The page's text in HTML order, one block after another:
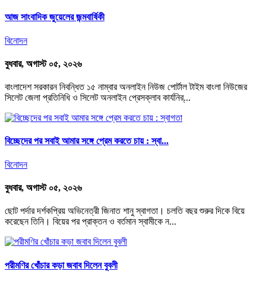
আজ সাংবাদিক জুয়েলের জন্মবার্ষিকী
বিনোদন
বুধবার, অগাস্ট ০৫, ২০২৬
বাংলাদেশ সরকারন নিবন্ধিত ১৫ নাম্বার অনলাইন নিউজ পোর্টাল টাইম বাংলা নিউজের
সিলেট জেলা প্রতিনিধি ও সিলেট অনলাইন প্রেসক্লাব কার্যনির্...
বিচ্ছেদের পর সবাই আমার সঙ্গে প্রেম করতে চায় : স্বা...
বিনোদন
বুধবার, অগাস্ট ০৫, ২০২৬
ছোট পর্দার দর্শকপ্রিয় অভিনেত্রী জিনাত শানু স্বাগতা। চলতি বছর শুরুর দিকে বিয়ে
করেছেন তিনি। বিয়ের পর প্রাক্তন ও বর্তমান স্বামীকে ন...
পরীমণির খোঁচার কড়া জবাব দিলেন বুবলী